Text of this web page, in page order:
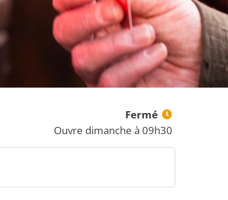
Fermé
Ouvre dimanche à 09h30